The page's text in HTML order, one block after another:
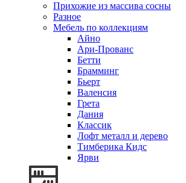
Прихожие из массива сосны
Разное
Мебель по коллекциям
Айно
Ари-Прованс
Бетти
Брамминг
Бьерт
Валенсия
Грета
Дания
Классик
Лофт металл и дерево
Тимберика Кидс
Ярви